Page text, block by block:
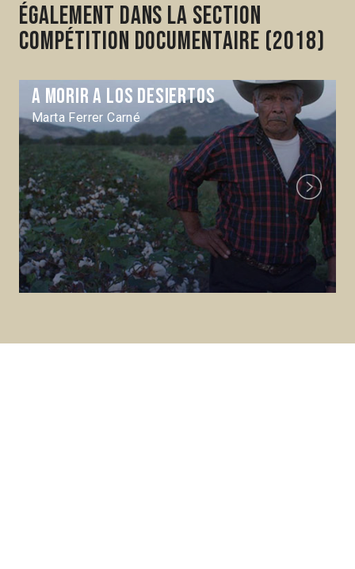
Également dans la section
Compétition Documentaire (2018)
A morir a los desiertos
Marta Ferrer Carné
Next